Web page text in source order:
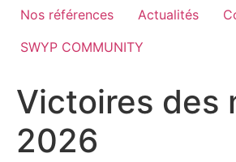
Nos références
Actualités
SWYP COMMUNITY
Victoires des
2026